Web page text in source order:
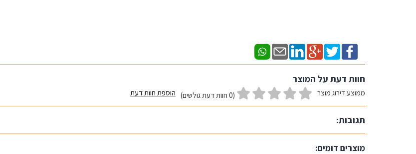
חוות דעת על המוצר
ממוצע דירוג מוצר (0 חוות דעת גולשים) הוספת חוות דעת
תגובות:
מוצרים דומים: